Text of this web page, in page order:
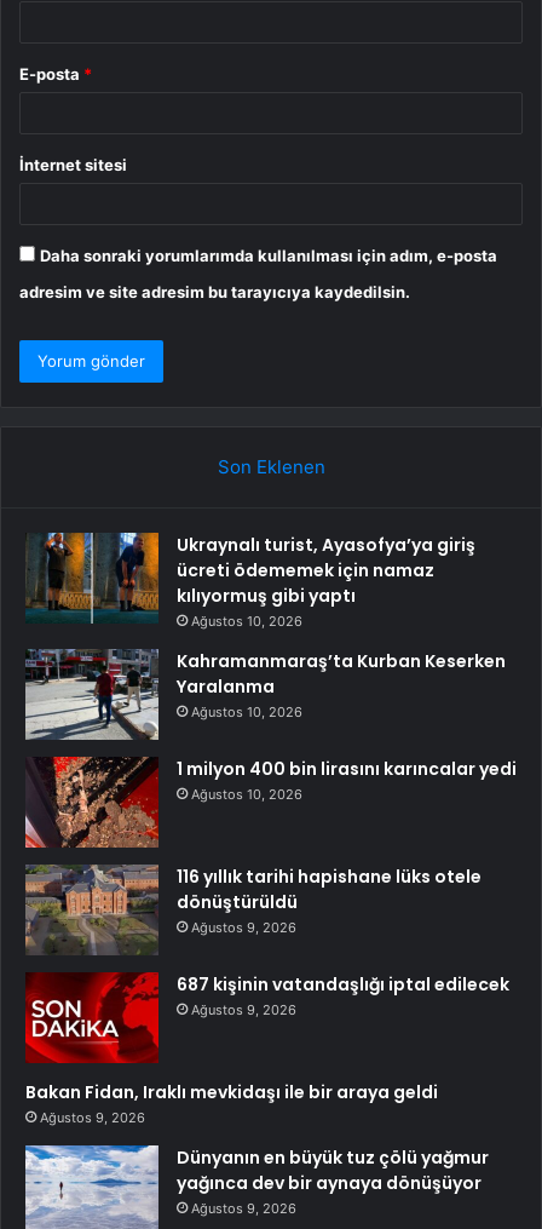
E-posta *
İnternet sitesi
Daha sonraki yorumlarımda kullanılması için adım, e-posta
adresim ve site adresim bu tarayıcıya kaydedilsin.
Son Eklenen
Ukraynalı turist, Ayasofya’ya giriş
ücreti ödememek için namaz
kılıyormuş gibi yaptı
Ağustos 10, 2026
Kahramanmaraş’ta Kurban Keserken
Yaralanma
Ağustos 10, 2026
1 milyon 400 bin lirasını karıncalar yedi
Ağustos 10, 2026
116 yıllık tarihi hapishane lüks otele
dönüştürüldü
Ağustos 9, 2026
687 kişinin vatandaşlığı iptal edilecek
Ağustos 9, 2026
Bakan Fidan, Iraklı mevkidaşı ile bir araya geldi
Ağustos 9, 2026
Dünyanın en büyük tuz çölü yağmur
yağınca dev bir aynaya dönüşüyor
Ağustos 9, 2026